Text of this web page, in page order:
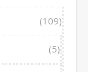
(109)
(5)